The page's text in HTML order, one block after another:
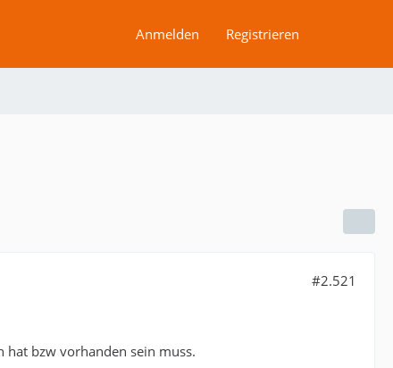
Anmelden Registrieren
#2.521
hat bzw vorhanden sein muss.